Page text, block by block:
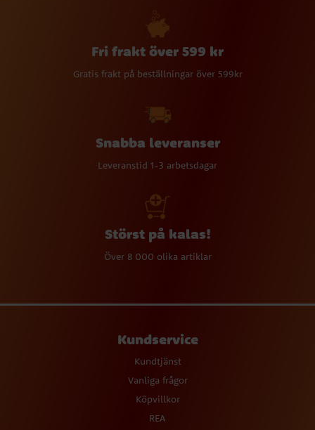
Fri frakt över 599 kr
Gratis frakt på beställningar över 599kr
Snabba leveranser
Leveranstid 1-3 arbetsdagar
Störst på kalas!
Över 8 000 olika artiklar
Kundservice
Kundtjänst
Vanliga frågor
Köpvillkor
REA